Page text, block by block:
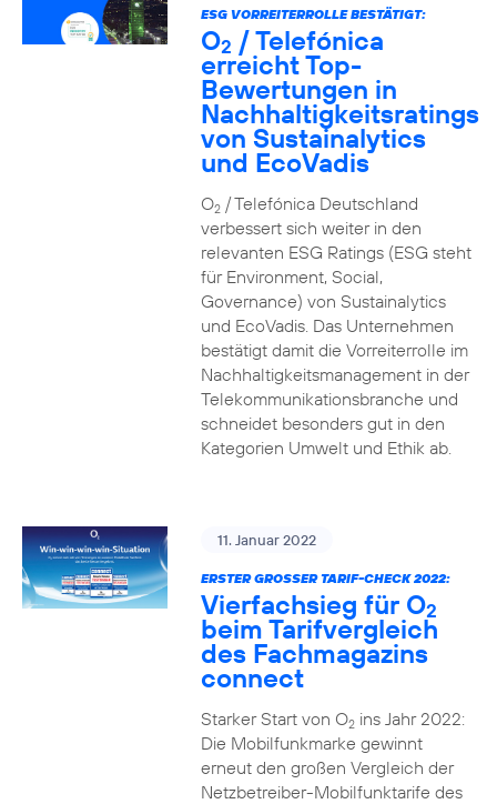
ESG VORREITERROLLE BESTÄTIGT:
O2 / Telefónica
erreicht Top-
Bewertungen in
Nachhaltigkeitsratings
von Sustainalytics
und EcoVadis
O2/ Telefónica Deutschland
verbessert sich weiter in den
relevanten ESG Ratings (ESG steht
für Environment, Social,
Governance) von Sustainalytics
und EcoVadis. Das Unternehmen
bestätigt damit die Vorreiterrolle im
Nachhaltigkeitsmanagement in der
Telekommunikationsbranche und
schneidet besonders gut in den
Kategorien Umwelt und Ethik ab.
11. Januar 2022
ERSTER GROSSER TARIF-CHECK 2022:
Vierfachsieg für O2
beim Tarifvergleich
des Fachmagazins
connect
Starker Start von O2ins Jahr 2022:
Die Mobilfunkmarke gewinnt
erneut den großen Vergleich der
Netzbetreiber-Mobilfunktarife des